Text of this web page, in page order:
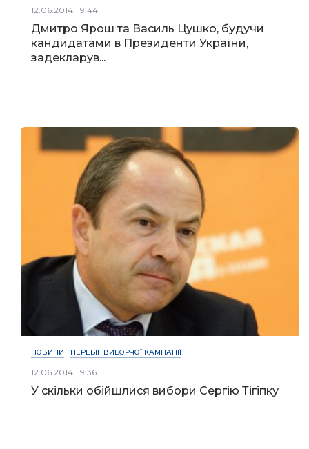
12.06.2014, 19:44
Дмитро Ярош та Василь Цушко, будучи
кандидатами в Президенти України,
задекларув...
НОВИНИ ПЕРЕБІГ ВИБОРЧОЇ КАМПАНІЇ
12.06.2014, 19:36
У скільки обійшлися вибори Сергію Тігіпку